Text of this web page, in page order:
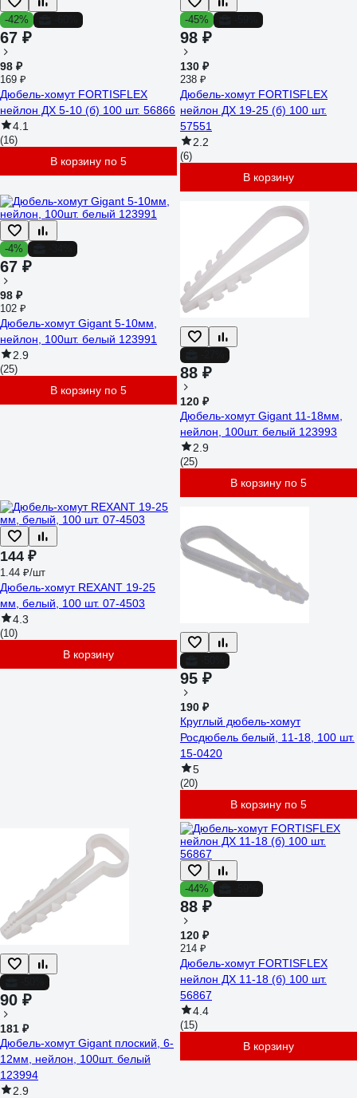
-42%
67 ₽
98 ₽
169 ₽
Дюбель-хомут FORTISFLEX
нейлон ДХ 5-10 (б) 100 шт. 56866
4.1
(16)
В корзину по 5
-45%
98 ₽
130 ₽
238 ₽
Дюбель-хомут FORTISFLEX
нейлон ДХ 19-25 (б) 100 шт.
57551
2.2
(6)
В корзину
-4%
67 ₽
98 ₽
102 ₽
Дюбель-хомут Gigant 5-10мм,
нейлон, 100шт. белый 123991
2.9
(25)
В корзину по 5
88 ₽
120 ₽
Дюбель-хомут Gigant 11-18мм,
нейлон, 100шт. белый 123993
2.9
(25)
В корзину по 5
144 ₽
1.44 ₽/шт
Дюбель-хомут REXANT 19-25
мм, белый, 100 шт. 07-4503
4.3
(10)
В корзину
95 ₽
190 ₽
Круглый дюбель-хомут
Росдюбель белый, 11-18, 100 шт.
15-0420
5
(20)
В корзину по 5
90 ₽
181 ₽
Дюбель-хомут Gigant плоский, 6-
12мм, нейлон, 100шт. белый
123994
2.9
-44%
88 ₽
120 ₽
214 ₽
Дюбель-хомут FORTISFLEX
нейлон ДХ 11-18 (б) 100 шт.
56867
4.4
(15)
В корзину